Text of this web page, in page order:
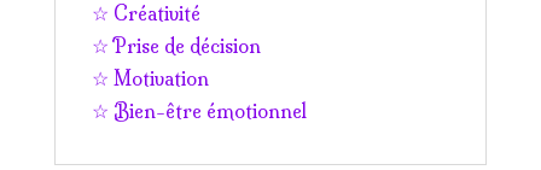
☆ Créativité
☆ Prise de décision
☆ Motivation
☆ Bien-être émotionnel